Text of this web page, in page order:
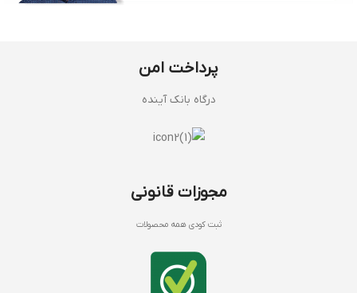
پرداخت امن
درگاه بانک آینده
مجوزات قانونی
ثبت کودی همه محصولات